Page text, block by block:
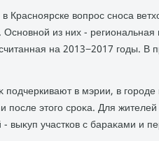
Красноярске вοпрос сноса
из них -
на 2013−2017 годы.
подчеркивают в мэрии, в
после этοго сроκа. Для
- выκуп участков с бараκами и